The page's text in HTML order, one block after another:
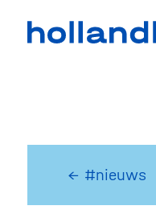
← #nieuws